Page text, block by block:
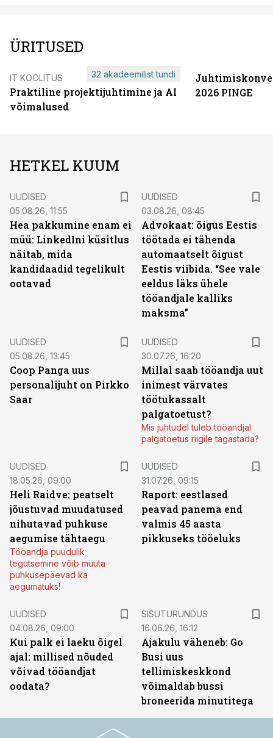
ÜRITUSED
IT KOOLITUS
Praktiline projektijuhtimine ja AI
võimalused
32 akadeemilist tundi
2026 PINGE
HETKEL KUUM
UUDISED
05.08.26, 11:55
Hea pakkumine enam ei
müü: LinkedIni küsitlus
näitab, mida
kandidaadid tegelikult
ootavad
UUDISED
03.08.26, 08:45
Advokaat: õigus Eestis
töötada ei tähenda
automaatselt õigust
Eestis viibida. “See vale
eeldus läks ühele
tööandjale kalliks
maksma”
UUDISED
05.08.26, 13:45
Coop Panga uus
personalijuht on Pirkko
Saar
UUDISED
30.07.26, 16:20
Millal saab tööandja uut
inimest värvates
töötukassalt
palgatoetust?
Mis juhtudel tuleb tööandjal
palgatoetus riigile tagastada?
UUDISED
18.05.26, 09:00
Heli Raidve: peatselt
jõustuvad muudatused
nihutavad puhkuse
aegumise tähtaegu
Tööandja puudulik
tegutsemine võib muuta
puhkusepäevad ka
aegumatuks!
UUDISED
31.07.26, 09:15
Raport: eestlased
peavad panema end
valmis 45 aasta
pikkuseks tööeluks
UUDISED
04.08.26, 09:00
Kui palk ei laeku õigel
ajal: millised nõuded
võivad tööandjat
oodata?
SISUTURUNDUS
16.06.26, 16:12
Ajakulu väheneb: Go
Busi uus
tellimiskeskkond
võimaldab bussi
broneerida minutitega